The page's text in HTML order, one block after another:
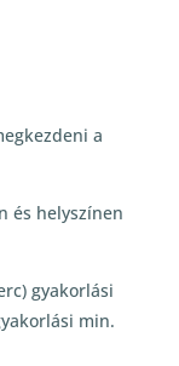
a
és helyszínen
gyakorlási
min.